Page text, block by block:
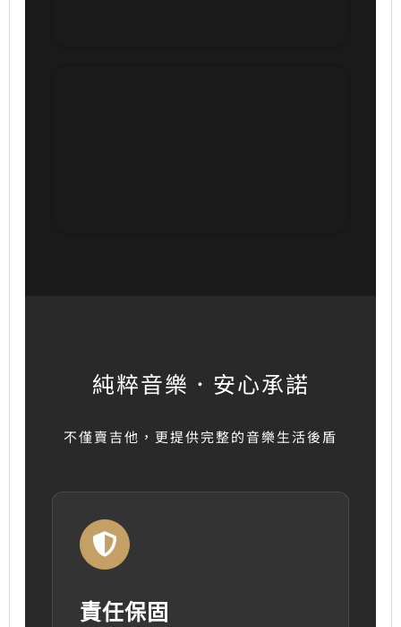
純粹音樂．安心承諾
不僅賣吉他，更提供完整的音樂生活後盾
責任保固